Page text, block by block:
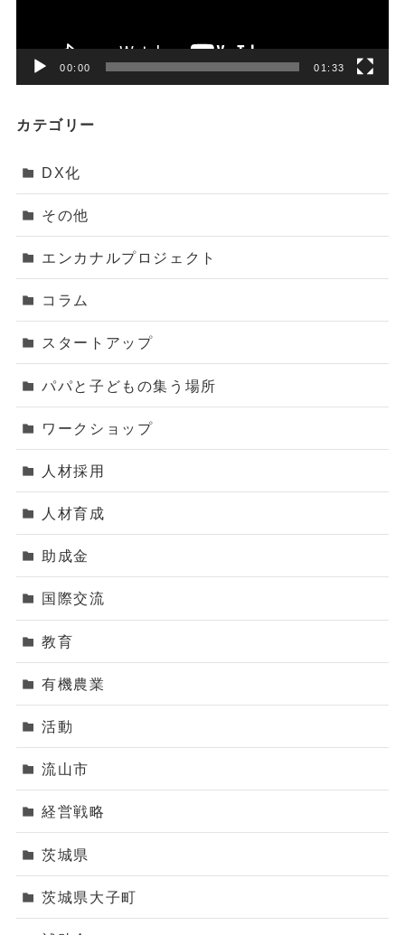
00:00 01:33
カテゴリー
DX化
その他
エンカナルプロジェクト
コラム
スタートアップ
パパと子どもの集う場所
ワークショップ
人材採用
人材育成
助成金
国際交流
教育
有機農業
活動
流山市
経営戦略
茨城県
茨城県大子町